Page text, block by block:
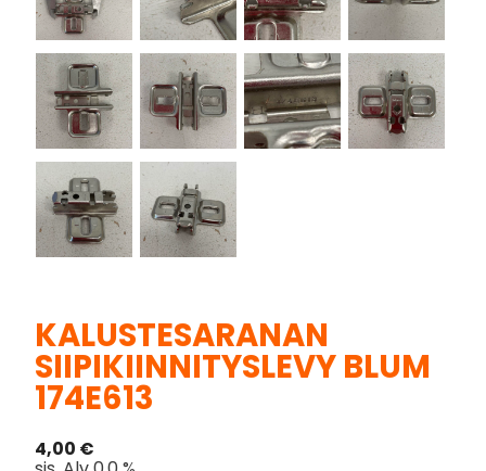
KALUSTESARANAN
SIIPIKIINNITYSLEVY BLUM
174E613
4,00 €